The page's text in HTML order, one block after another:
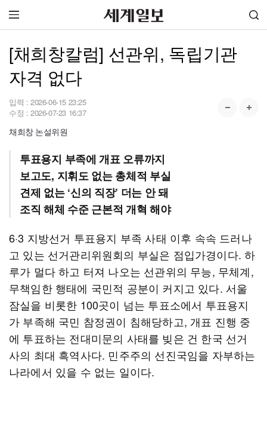
[채희창칼럼] 선관위, 독립기관
자격 없다
입력 : 2026-06-15 23:25
수정 : 2026-07-23 16:37
채희창 논설위원
투표용지 부족에 개표 오류까지
보고도, 지휘도 없는 총체적 부실
견제 없는 ‘신의 직장’ 더는 안 돼
조직 해체 수준 근본적 개혁 해야
6·3 지방선거 투표용지 부족 사태 이후 속속 드러나
고 있는 선거관리위원회의 부실은 점입가경이다. 하
루가 멀다 하고 터져 나오는 선관위의 무능, 무체계,
무책임한 행태에 국민적 공분이 커지고 있다. 서울
잠실을 비롯한 100곳이 넘는 투표소에서 투표용지
가 부족해 국민 참정권이 침해당하고, 개표 진행 중
에 투표하는 전대미문의 사태를 빚은 건 한국 선거
사의 최대 흑역사다. 민주주의 선진국임을 자부하는
나라에서 있을 수 없는 일이다.